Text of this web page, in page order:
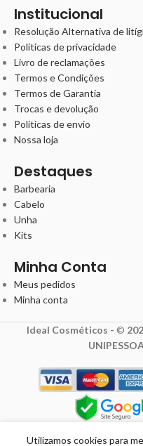
Institucional
Resolução Alternativa de
Políticas de privacidade
Livro de reclamações
Termos e Condições
Termos de Garantia
Trocas e devolução
Políticas de envio
Nossa loja
Destaques
Barbearia
Cabelo
Unha
Kits
Minha Conta
Meus pedidos
Minha conta
Ideal Cosméticos - ©
Utilizamos cookies para
Verniz Gel
6,24